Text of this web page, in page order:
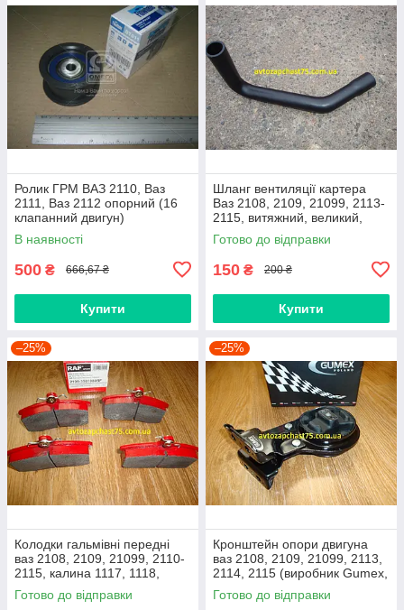
Ролик ГРМ ВАЗ 2110, Ваз
2111, Ваз 2112 опорний (16
клапанний двигун)
В наявності
500 ₴ 666,67 ₴
Купити
Шланг вентиляції картера
Ваз 2108, 2109, 21099, 2113-
2115, витяжний, великий,
нижній
Готово до відправки
150 ₴ 200 ₴
Купити
–25%
Колодки гальмівні передні
ваз 2108, 2109, 21099, 2110-
2115, калина 1117, 1118,
1119, приора 2170 (Raf,
Латвія)
Готово до відправки
–25%
Кронштейн опори двигуна
ваз 2108, 2109, 21099, 2113,
2114, 2115 (виробник Gumex,
Польща)
Готово до відправки